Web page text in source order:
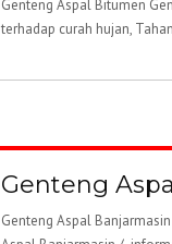
Genteng Aspal Bitumen
terhadap curah hujan,
Genteng
Genteng Aspal